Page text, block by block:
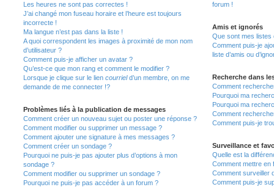
Les heures ne sont pas correctes !
J’ai changé mon fuseau horaire et l’heure est toujours
incorrecte !
Ma langue n’est pas dans la liste !
A quoi correspondent les images à proximité de mon nom
d’utilisateur ?
Comment puis-je afficher un avatar ?
Qu’est-ce que mon rang et comment le modifier ?
Lorsque je clique sur le lien courrield’un membre, on me
demande de me connecter !?
Problèmes liés à la publication de messages
Comment créer un nouveau sujet ou poster une réponse ?
Comment modifier ou supprimer un message ?
Comment ajouter une signature à mes messages ?
Comment créer un sondage ?
Pourquoi ne puis-je pas ajouter plus d’options à mon
sondage ?
Comment modifier ou supprimer un sondage ?
Pourquoi ne puis-je pas accéder à un forum ?
forum !
Amis et ignorés
Que sont mes listes
Comment puis-je
liste d’amis ou
Recherche dans
Comment
Pourquoi ma
Pourquoi ma
Comment
Comment puis-je
Surveillance et
Quelle est la
Comment mettre en
Comment surveiller
Comment puis-je